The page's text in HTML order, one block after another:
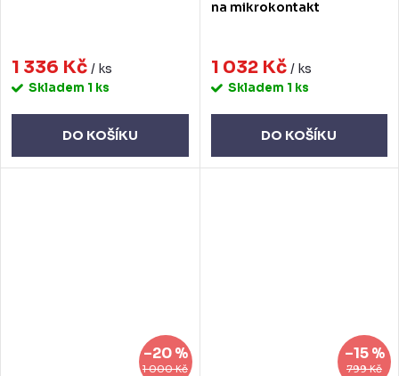
1 336 Kč / ks
Skladem 1 ks
DO KOŠÍKU
na mikrokontakt
1 032 Kč / ks
Skladem 1 ks
DO KOŠÍKU
1 000 Kč
–20 %
799 Kč
–15 %